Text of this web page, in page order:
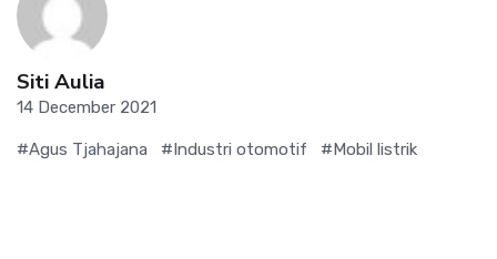
Siti Aulia
14 December 2021
#Agus Tjahajana #Industri otomotif #Mobil listrik